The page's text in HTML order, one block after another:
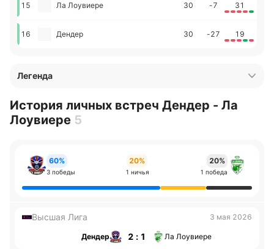
15 Ла Лоувиере 30 -7 31
16 Дендер 30 -27 19
Легенда
История личных встреч Дендер - Ла
Лоувиере 5
60%
3 победы
20%
1 ничья
20%
1 победа
Высшая Лига 3 мая 2026
Дендер 2 : 1 Ла Лоувиере